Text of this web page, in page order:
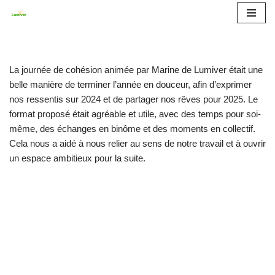
La journée de cohésion animée par Marine de Lumiver était une
belle manière de terminer l’année en douceur, afin d’exprimer
nos ressentis sur 2024 et de partager nos rêves pour 2025. Le
format proposé était agréable et utile, avec des temps pour soi-
même, des échanges en binôme et des moments en collectif.
Cela nous a aidé à nous relier au sens de notre travail et à ouvrir
un espace ambitieux pour la suite.